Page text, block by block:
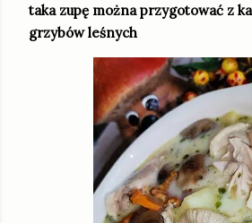
taka zupę można przygotować z
grzybów leśnych